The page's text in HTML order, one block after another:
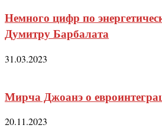
Немного цифр по
Думитру Барбалата
31.03.2023
Мирча Джоанэ о
20.11.2023